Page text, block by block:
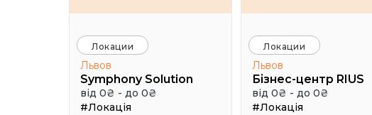
Локации
Львов
Symphony Solution
від 0₴ - до 0₴
#Локація
Локации
Львов
Бізнес-центр RIUS
від 0₴ - до 0₴
#Локація